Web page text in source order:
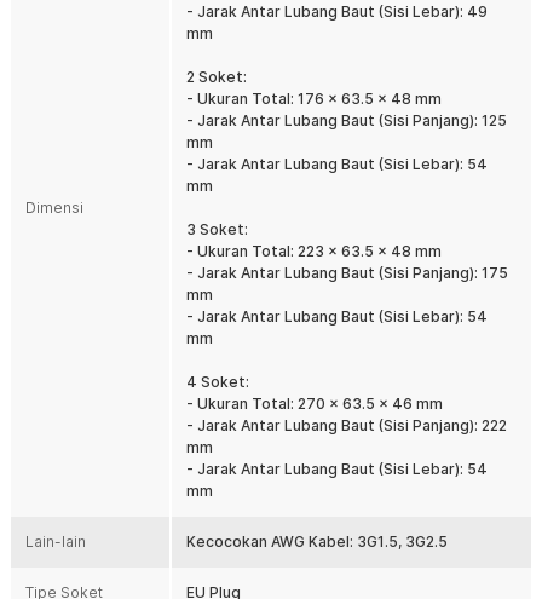
Desain Multi Soket Praktis
sehingga dapat disesuaikan dengan kebutuhan instalasi listrik
Anda. Dengan beberapa terminal dalam satu unit, Anda dapat
menghubungkan lebih dari satu perangkat elektronik secara
bersamaan tanpa perlu memasang banyak stop kontak terpisah.
Desain ini membuat instalasi terlihat lebih rapi sekaligus
menghemat ruang pemasangan.
Penutup Pelindung Lebih Aman
Setiap soket dilengkapi penutup (cover) yang membantu
melindungi lubang stop kontak saat tidak digunakan. Penutup ini
berfungsi mengurangi masuknya debu, kotoran, dan percikan air
sehingga kualitas koneksi listrik tetap terjaga. Selain meningkatkan
keamanan penggunaan, desain ini juga membantu memperpanjang
usia stop kontak outdoor pada penggunaan jangka panjang.
Daya Besar Hingga 3500 W
Didukung arus maksimum 16 A dan tegangan 250 V, stop kontak ini
mampu menangani berbagai perangkat elektronik berdaya tinggi.
Kapasitas hingga 3500 W membuatnya cocok digunakan untuk AC,
peralatan dapur, pompa air, mesin kerja ringan, maupun
perlengkapan listrik lainnya. Terminal berbahan tembaga juga
koneksi menjadi lebih stabil.
Menggunakan standar perlindungan IP54, stop kontak ini mampu
Dimensi
- Jarak Antar Lubang Baut (Sisi Lebar): 49
mm
2 Soket:
- Ukuran Total: 176 x 63.5 x 48 mm
- Jarak Antar Lubang Baut (Sisi Panjang): 125
mm
- Jarak Antar Lubang Baut (Sisi Lebar): 54
mm
3 Soket:
- Ukuran Total: 223 x 63.5 x 48 mm
- Jarak Antar Lubang Baut (Sisi Panjang): 175
mm
- Jarak Antar Lubang Baut (Sisi Lebar): 54
mm
4 Soket:
- Ukuran Total: 270 x 63.5 x 46 mm
- Jarak Antar Lubang Baut (Sisi Panjang): 222
mm
- Jarak Antar Lubang Baut (Sisi Lebar): 54
mm
Lain-lain Kecocokan AWG Kabel: 3G1.5, 3G2.5
Tipe Soket EU Plug